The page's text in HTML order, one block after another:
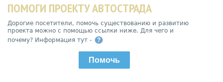
ПОМОГИ ПРОЕКТУ АВТОСТРАДА
Дорогие посетители, помочь существованию и развитию
проекта можно с помощью ссылки ниже. Для чего и
почему? Информация тут -
?
Помочь